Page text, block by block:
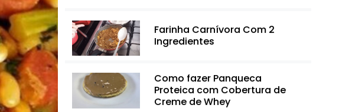
Farinha Carnívora Com 2
Ingredientes
Como fazer Panqueca
Proteica com Cobertura de
Creme de Whey